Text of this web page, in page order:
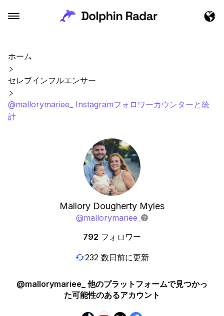
ホーム
セレブインフルエンサー
@mallorymariee_ Instagramフォロワーカウンターと統
計
Mallory Dougherty Myles
@mallorymariee_
792 フォロワー
232 数日前に更新
@mallorymariee_ 他のプラットフォームで見つかっ
た可能性のあるアカウント